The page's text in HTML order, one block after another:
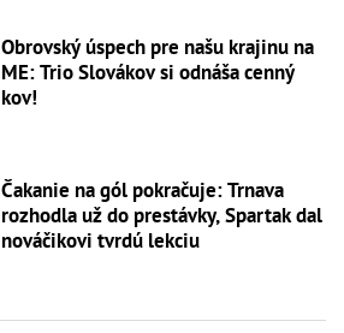
Obrovský úspech pre našu krajinu na
ME: Trio Slovákov si odnáša cenný
kov!
Čakanie na gól pokračuje: Trnava
rozhodla už do prestávky, Spartak dal
nováčikovi tvrdú lekciu